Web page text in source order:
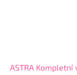
ASTRA Kompletní